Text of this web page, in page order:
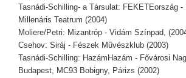
Tasnádi-Schilling- a Társulat: FEKETEország -
Millenáris Teatrum (2004)
Moliere/Petri: Mizantróp - Vidám Színpad,
Csehov: Siráj - Fészek Művészklub (2003)
Tasnádi-Schilling: HazámHazám - Fővárosi
Budapest, MC93 Bobigny, Párizs (2002)